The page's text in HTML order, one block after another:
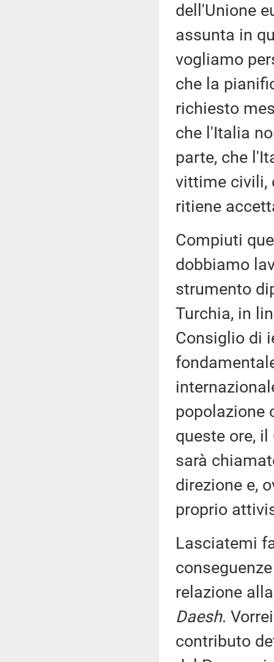
dell'Unione
assunta in
vogliamo
che la
richiesto
che l'Italia
parte, che
vittime civili,
ritiene
Compiuti
dobbiamo
strumento
Turchia, in
Consiglio di
popolazione
queste ore,
sarà
direzione e,
proprio
Lasciatemi
relazione
Daesh.
contributo